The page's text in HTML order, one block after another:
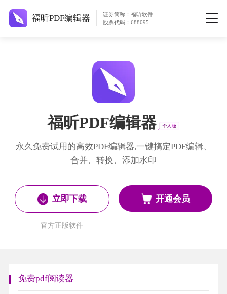
福昕PDF编辑器
证券简称：福昕软件
股票代码：688095
福昕PDF编辑器
永久免费试用的高效PDF编辑器,一键搞定PDF编辑、
合并、转换、添加水印
立即下载
官方正版软件
开通会员
免费pdf阅读器